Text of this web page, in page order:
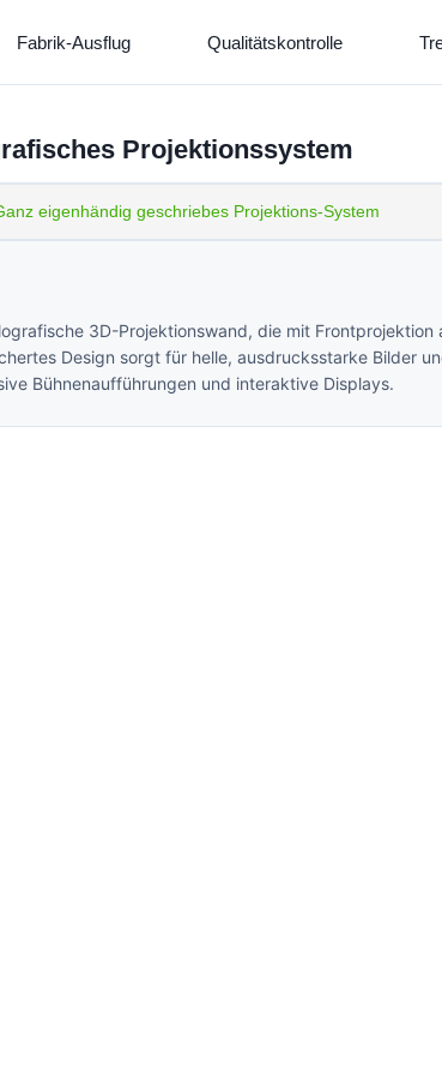
Fabrik-Ausflug Qualitätskontrolle
Projektionssystem
eigenhändig geschriebes Projektions-System
3D-Projektionswand, die mit
Design sorgt für helle, ausdrucksstarke Bilder
Bühnenaufführungen und interaktive Displays.